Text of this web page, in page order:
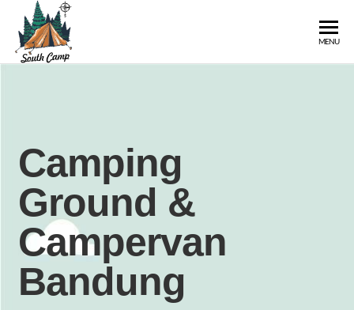
CAMP
MENU
Camping
Ground &
Campervan
Bandung